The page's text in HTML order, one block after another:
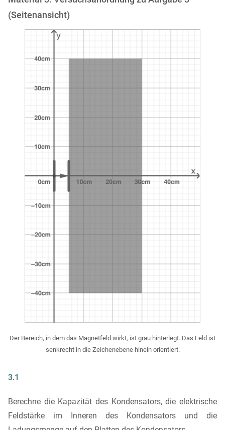
(Seitenansicht)
Der Bereich, in dem das Magnetfeld wirkt, ist grau hinterlegt. Das Feld ist
senkrecht in die Zeichenebene hinein orientiert.
3.1
Berechne die Kapazität des Kondensators, die elektrische
Feldstärke im Inneren des Kondensators und die